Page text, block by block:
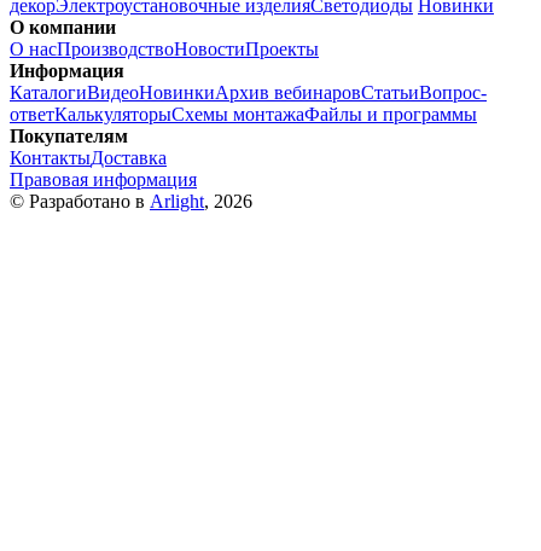
декорЭлектроустановочные изделияСветодиоды Новинки
О компании
О насПроизводствоНовостиПроекты
Информация
КаталогиВидеоНовинкиАрхив вебинаровСтатьиВопрос-
ответКалькуляторыСхемы монтажаФайлы и программы
Покупателям
КонтактыДоставка
Правовая информация
© Разработано в Arlight, 2026